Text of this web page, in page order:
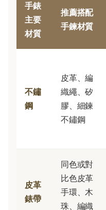
手錶
主要
材質
推薦搭配
手鍊材質
不鏽
鋼
皮革、編
織繩、矽
膠、細鍊
不鏽鋼
皮革
錶帶
同色或對
比色皮革
手環、木
珠、編織